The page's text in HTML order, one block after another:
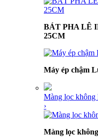
BÁT PHA LÊ
25CM
Máy ép chậm
Màng lọc không
›
Màng lọc